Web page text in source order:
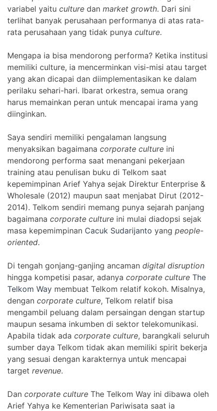
variabel yaitu culture dan market growth. Dari sini
terlihat banyak perusahaan performanya di atas rata-
rata perusahaan yang tidak punya culture.
Mengapa ia bisa mendorong performa? Ketika institusi
memiliki culture, ia mencerminkan visi-misi atau target
yang akan dicapai dan diimplementasikan ke dalam
perilaku sehari-hari. Ibarat orkestra, semua orang
harus memainkan peran untuk mencapai irama yang
diinginkan.
Saya sendiri memiliki pengalaman langsung
menyaksikan bagaimana corporate culture ini
mendorong performa saat menangani pekerjaan
training atau penulisan buku di Telkom saat
kepemimpinan Arief Yahya sejak Direktur Enterprise &
Wholesale (2012) maupun saat menjabat Dirut (2012-
2014). Telkom sendiri memang punya sejarah panjang
bagaimana corporate culture ini mulai diadopsi sejak
masa kepemimpinan Cacuk Sudarijanto yang people-
oriented.
Di tengah gonjang-ganjing ancaman digital disruption
hingga kompetisi pasar, adanya corporate culture The
Telkom Way membuat Telkom relatif kokoh. Misalnya,
dengan corporate culture, Telkom relatif bisa
mengambil peluang dalam persaingan dengan startup
maupun sesama inkumben di sektor telekomunikasi.
Apabila tidak ada corporate culture, barangkali seluruh
sumber daya Telkom tidak akan memiliki spirit bekerja
yang sesuai dengan karakternya untuk mencapai
target revenue.
Dan corporate culture The Telkom Way ini dibawa oleh
Arief Yahya ke Kementerian Pariwisata saat ia